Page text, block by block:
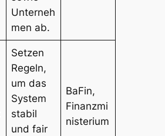
Unterneh
men ab.
Setzen
Regeln,
um das
System
stabil
und fair
BaFin,
Finanzmi
nisterium